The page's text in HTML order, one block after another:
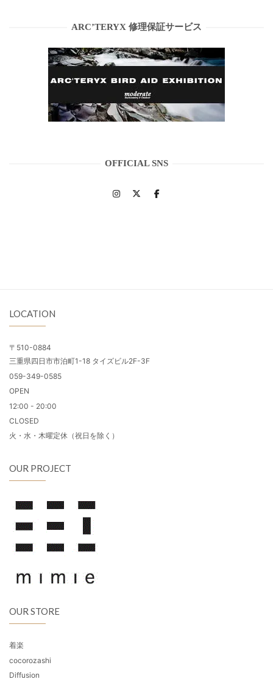
ARC’TERYX 修理保証サービス
OFFICIAL SNS
LOCATION
〒510-0884
三重県四日市市泊町1-18 タイズビル2F-3F
059-349-0585
OPEN
12:00 - 20:00
CLOSED
火・水・木曜定休（祝日を除く）
OUR PROJECT
OUR STORE
着楽
cocorozashi
Diffusion